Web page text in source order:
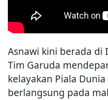
Asnawi kini berada
Tim Garuda
kelayakan Piala
berlangsung pada